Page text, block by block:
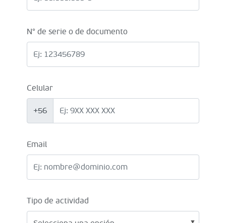
N° de serie o de documento
Celular
+56
Email
Tipo de actividad